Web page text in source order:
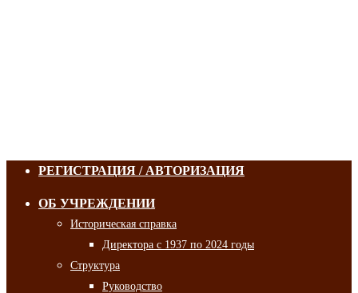
РЕГИСТРАЦИЯ / АВТОРИЗАЦИЯ
ОБ УЧРЕЖДЕНИИ
Историческая справка
Директора с 1937 по 2024 годы
Структура
Руководство